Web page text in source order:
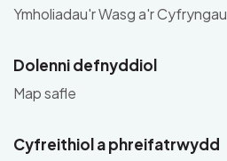
Ymholiadau'r Wasg a'r Cyfryngau
Dolenni defnyddiol
Map safle
Cyfreithiol a phreifatrwydd